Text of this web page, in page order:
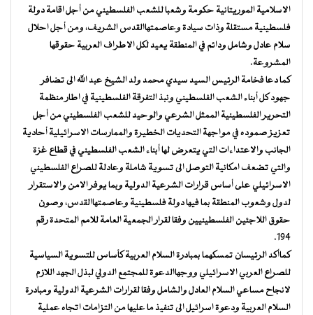
الاسلامية الموريتانية حكومة وشعبا للشعب الفلسطيني من أجل اقامة دولة
فلسطينية مستقلة وذات سيادة وعاصمتهاالقدس الشريف، ومن أجل احلال
سلام عادل وشامل ودائم في المنطقة يعيد لكل الاطراف العربية حقوقها
المشروعة.
كما دعا فخامة الرئيس السيد سيدي محمد ولد الشيخ عبد الله الى تضافر
جهود كل أبناء الشعب الفلسطيني ونبذ التفرقة الفلسطينية في اطار منظمة
التحرير الفلسطينية الممثل الشرعي والوحيد للشعب الفلسطيني من أجل
تعزيز صموده في مواجهة التحديات الخطيرة والممارسات الاسرائيلية أحادية
الجانب والاعتداءات التي يتعرض لها أبناء الشعب الفلسطيني في قطاع غزة
والتي تضعف امكانية التوصل الى تسوية شاملة وعادلة للصراع الفلسطيني
الاسرائيلي على أساس قرارات الشرعية الدولية وبما يوفر الامن والاستقرار
لدول وشعوب المنطقة بما فيها دولة فلسطينية وعاصمتهاالقدس، وصون
حقوق اللاجئين الفلسطينيين وفقا لقرار الجمعية العامة للامم المتحدة رقم
194.
كماأكد الرئيسان تمسكهما بمبادرة السلام العربية كأساس للتسوية السياسية
للصراع العربي الاسرائيلي ووجهاالدعوة للمجتمع الدولي لبذل الجهد اللازم
لانجاح مساعي السلام العادل والشامل وفقا لقرارات الشرعية الدولية ومبادرة
السلام العربية ودعوة اسرائيل الى تنفيذ ما عليها من التزامات اتجاه عملية